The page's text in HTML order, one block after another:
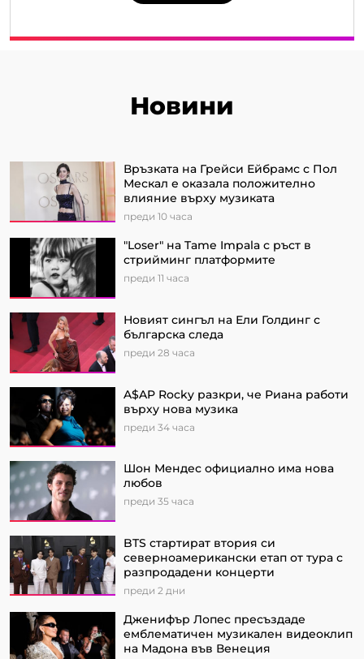
Новини
Връзката на Грейси Ейбрамс с Пол
Мескал е оказала положително
влияние върху музиката
преди 10 часа
"Loser" на Tame Impala с ръст в
стрийминг платформите
преди 11 часа
Новият сингъл на Ели Голдинг с
българска следа
преди 28 часа
A$AP Rocky разкри, че Риана работи
върху нова музика
преди 34 часа
Шон Мендес официално има нова
любов
преди 35 часа
BTS стартират втория си
северноамерикански етап от турa с
разпродадени концерти
преди 2 дни
Дженифър Лопес пресъздаде
емблематичен музикален видеоклип
на Мадона във Венеция